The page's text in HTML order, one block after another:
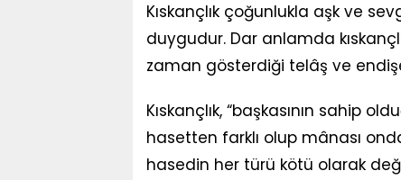
Kıskançlık çoğunlukla aşk ve
duygudur. Dar anlamda
zaman gösterdiği telâş ve
Kıskançlık, “başkasının sahip
hasetten farklı olup mânası
hasedin her türü kötü olarak